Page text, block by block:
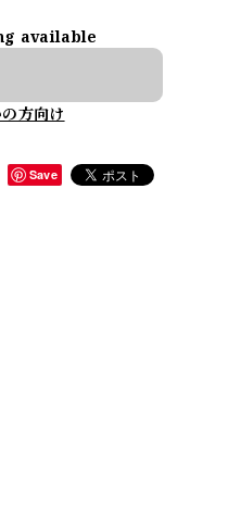
available
方向け
Save